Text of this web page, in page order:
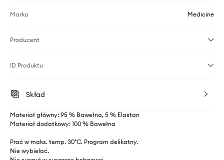
Marka Medicine
Producent
ID Produktu
Skład
Materiał główny: 95 % Bawełna, 5 % Elastan
Materiał dodatkowy: 100 % Bawełna
Prać w maks. temp. 30°C. Program delikatny.
Nie wybielać.